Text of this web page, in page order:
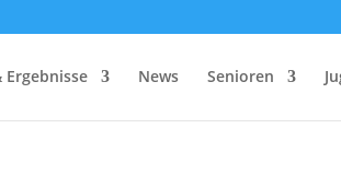
Ergebnisse News Senioren